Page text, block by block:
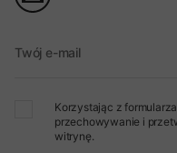
Twój e-mail
Korzystając z
przechowywanie i
witrynę.